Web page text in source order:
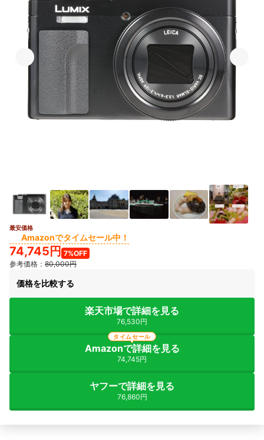
最安価格
Amazonでタイムセール中！
74,745円 7%OFF
参考価格： 80,000円
価格を比較する
楽天市場で詳細を見る
76,530円
Amazonで詳細を見る
74,745円
タイムセール
ヤフーで詳細を見る
76,860円